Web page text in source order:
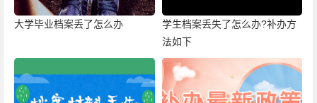
大学毕业档案丢了怎么办
学生档案丢失了怎么办?补办方
法如下